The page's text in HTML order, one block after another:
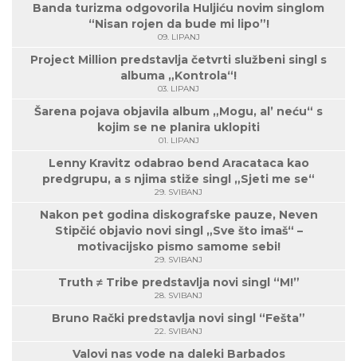
Banda turizma odgovorila Huljiću novim singlom
“Nisan rojen da bude mi lipo”!
09. LIPANJ
Project Million predstavlja četvrti službeni singl s
albuma „Kontrola“!
03. LIPANJ
Šarena pojava objavila album „Mogu, al’ neću“ s
kojim se ne planira uklopiti
01. LIPANJ
Lenny Kravitz odabrao bend Aracataca kao
predgrupu, a s njima stiže singl „Sjeti me se“
29. SVIBANJ
Nakon pet godina diskografske pauze, Neven
Stipčić objavio novi singl „Sve što imaš“ –
motivacijsko pismo samome sebi!
29. SVIBANJ
Truth ≠ Tribe predstavlja novi singl “M!”
28. SVIBANJ
Bruno Rački predstavlja novi singl “Fešta”
22. SVIBANJ
Valovi nas vode na daleki Barbados